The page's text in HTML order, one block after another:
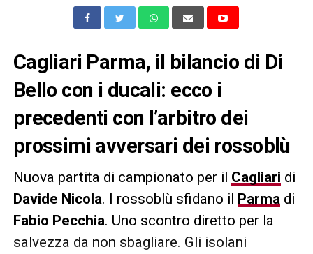
Cagliari Parma, il bilancio di Di
Bello con i ducali: ecco i
precedenti con l’arbitro dei
prossimi avversari dei rossoblù
Nuova partita di campionato per il Cagliari di
Davide Nicola. I rossoblù sfidano il Parma di
Fabio Pecchia. Uno scontro diretto per la
salvezza da non sbagliare. Gli isolani